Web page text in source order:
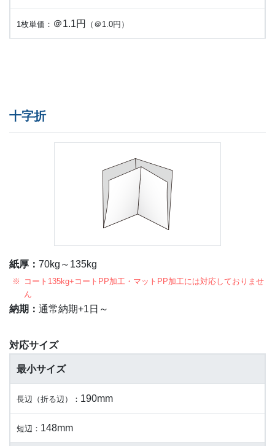
1枚単価： ＠1.1円 （＠1.0円）
十字折
紙厚： 70kg～135kg
コート135kg+コートPP加工・マットPP加工には対応しておりませ
ん
納期： 通常納期+1日～
対応サイズ
最小サイズ
長辺（折る辺）： 190mm
短辺： 148mm